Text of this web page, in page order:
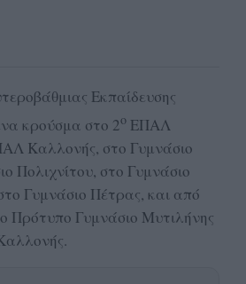
Εκπαίδευσης
κρούσμα στο 2ο ΕΠΑΛ
Καλλονής, στο Γυμνάσιο
Πολιχνίτου, στο Γυμνάσιο
Γυμνάσιο Πέτρας, και από
Πρότυπο Γυμνάσιο Μυτιλήνης